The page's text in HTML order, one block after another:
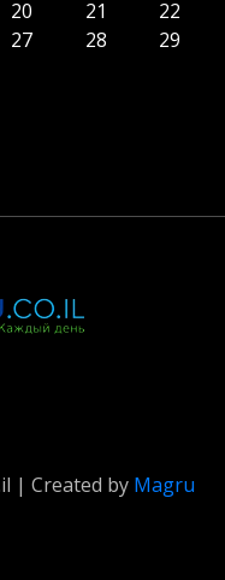
20 21
22
27 28
29
| Created by Magru